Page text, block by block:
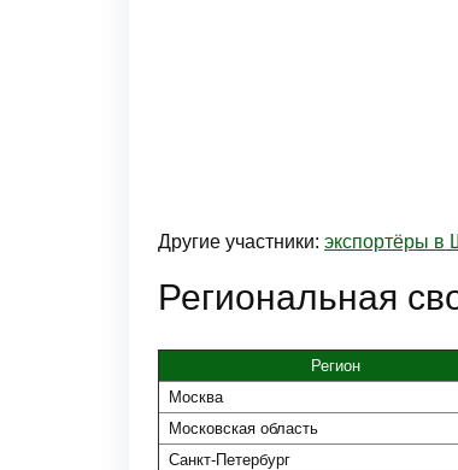
Другие участники: экспортёры в
Региональная
Регион
Москва
Московская область
Санкт-Петербург